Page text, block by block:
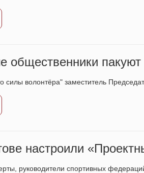
общественники
силы волонтёра" заместитель
настроили
руководители спортивных